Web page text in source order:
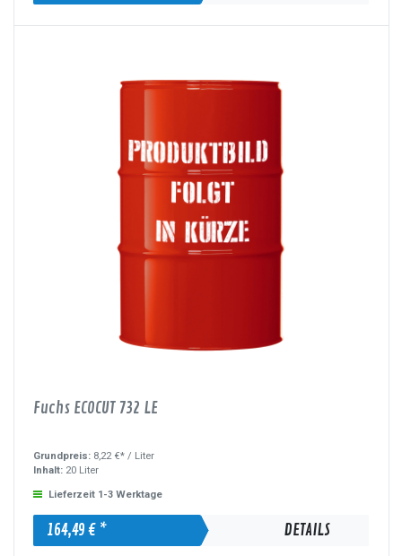
Fuchs ECOCUT 732 LE
Grundpreis: 8,22 €* / Liter
Inhalt: 20 Liter
Lieferzeit 1-3 Werktage
164,49 € * DETAILS